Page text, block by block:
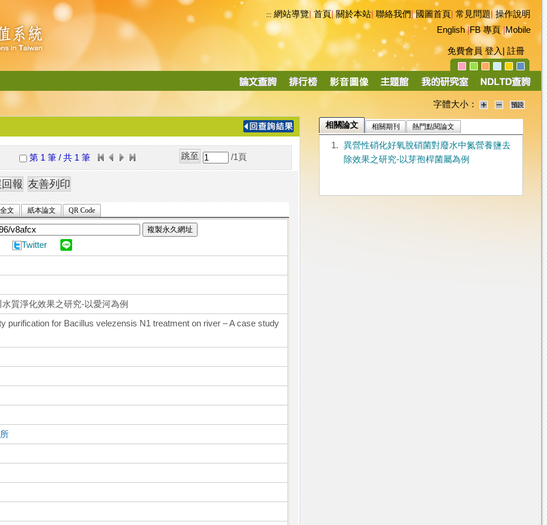
::: 網站導覽|首頁|關於本站 聯絡我們|國圖首頁 常見問題|操作說明
English|FB 專頁|Mobile
免費會員 登入 註冊
導
字體大小：
第 1 筆 / 共 1 筆 /1 頁
文 紙本論文 QR Code
複製永久網址
Twitter
質淨化效果之研究-以愛河為例
purification for Bacillus velezensis N1 treatment on river – A case study
相關論文 相關期刊 熱門點閱論文
1.
異營性硝化好氧脫硝菌對廢水中氮營養鹽去
除效果之研究-以芽孢桿菌屬為例